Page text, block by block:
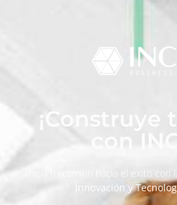
¡Construye
con
Inicia tu camino hacia el éxito con la
Innovación y